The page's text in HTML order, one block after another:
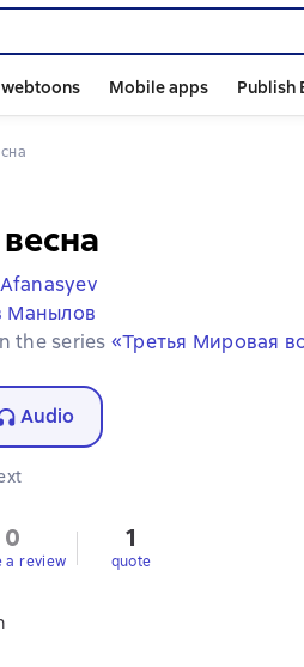
Mobile apps Publish
Манылов
the series «Третья Мировая
Audio
0
a review
1
quote